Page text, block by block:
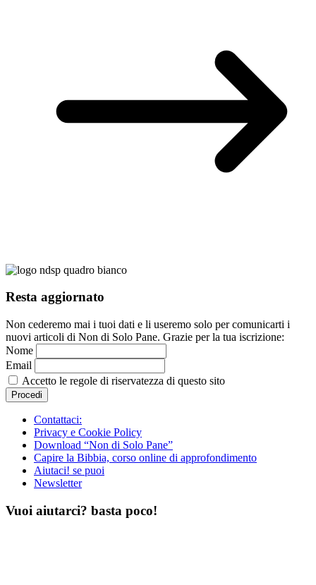
Resta aggiornato
Non cederemo mai i tuoi dati e li useremo solo per comunicarti i
nuovi articoli di Non di Solo Pane. Grazie per la tua iscrizione:
Nome
Email
Accetto le regole di riservatezza di questo sito
Contattaci:
Privacy e Cookie Policy
Download “Non di Solo Pane”
Capire la Bibbia, corso online di approfondimento
Aiutaci! se puoi
Newsletter
Vuoi aiutarci? basta poco!